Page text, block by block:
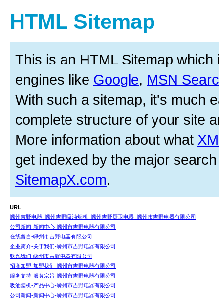
HTML Sitemap
This is an HTML Sitemap
engines like Google, MSN
With such a sitemap, it's much
complete structure of your site
More information about what
get indexed by the major
SitemapX.com.
URL
嵊州吉野电器_嵊州吉野吸油烟机_嵊州吉野厨卫电器_嵊州市吉野电器有限公司
公司新闻-新闻中心-嵊州市吉野电器有限公司
在线留言-嵊州市吉野电器有限公司
企业简介-关于我们-嵊州市吉野电器有限公司
联系我们-嵊州市吉野电器有限公司
招商加盟-加盟我们-嵊州市吉野电器有限公司
服务支持-服务宗旨-嵊州市吉野电器有限公司
吸油烟机-产品中心-嵊州市吉野电器有限公司
公司新闻-新闻中心-嵊州市吉野电器有限公司